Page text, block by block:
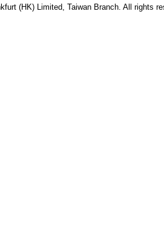
(HK) Limited, Taiwan Branch. All rights